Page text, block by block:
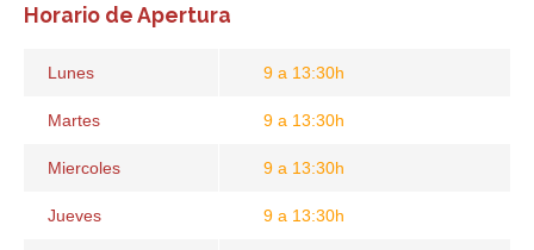
Horario de Apertura
Lunes 9 a 13:30h
Martes 9 a 13:30h
Miercoles 9 a 13:30h
Jueves 9 a 13:30h